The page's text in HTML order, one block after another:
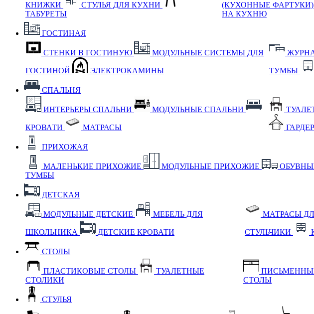
КНИЖКИ
СТУЛЬЯ ДЛЯ КУХНИ
ТАБУРЕТЫ
(КУХОННЫЕ ФАРТУКИ)
НА КУХНЮ
ГОСТИНАЯ
СТЕНКИ В ГОСТИНУЮ МОДУЛЬНЫЕ СИСТЕМЫ ДЛЯ
ГОСТИНОЙ ЭЛЕКТРОКАМИНЫ ТУМБЫ
СПАЛЬНЯ
ИНТЕРЬЕРЫ СПАЛЬНИ МОДУЛЬНЫЕ СПАЛЬНИ
КРОВАТИ МАТРАСЫ
ПРИХОЖАЯ
МАЛЕНЬКИЕ ПРИХОЖИЕ МОДУЛЬНЫЕ ПРИХОЖИЕ
ТУМБЫ
ДЕТСКАЯ
МОДУЛЬНЫЕ ДЕТСКИЕ МЕБЕЛЬ ДЛЯ
ШКОЛЬНИКА ДЕТСКИЕ КРОВАТИ
МАТРАСЫ
СТУЛЬЧИКИ
СТОЛЫ
ПЛАСТИКОВЫЕ СТОЛЫ
ТУАЛЕТНЫЕ
СТОЛИКИ
СТОЛЫ
СТУЛЬЯ